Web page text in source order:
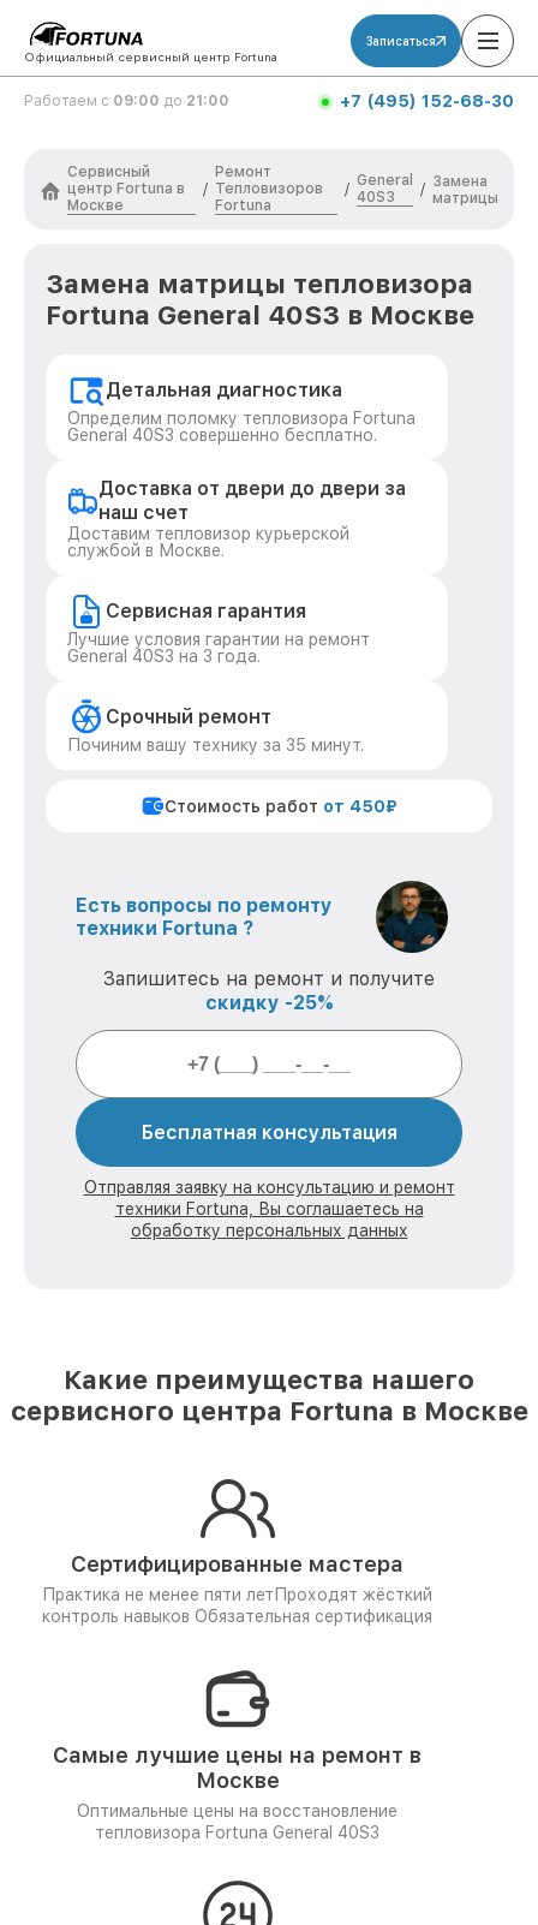
Официальный сервисный центр Fortuna
Записаться
Работаем с 09:00 до 21:00 +7 (495) 152-68-30
Сервисный
центр Fortuna в
Москве
/
Ремонт
Тепловизоров
Fortuna
/
General
40S3
/ Замена
матрицы
Замена матрицы тепловизора
Fortuna General 40S3 в Москве
Детальная диагностика
Определим поломку тепловизора Fortuna
General 40S3 совершенно бесплатно.
Доставка от двери до двери за
наш счет
Доставим тепловизор курьерской
службой в Москве.
Сервисная гарантия
Лучшие условия гарантии на ремонт
General 40S3 на 3 года.
Срочный ремонт
Починим вашу технику за 35 минут.
Стоимость работ от 450₽
Есть вопросы по ремонту
техники Fortuna ?
Запишитесь на ремонт и получите
скидку -25%
Бесплатная консультация
Отправляя заявку на консультацию и ремонт
техники Fortuna, Вы соглашаетесь на
обработку персональных данных
Какие преимущества нашего
сервисного центра Fortuna в Москве
Сертифицированные мастера
Практика не менее пяти лет Проходят жёсткий
контроль навыков Обязательная сертификация
Самые лучшие цены на ремонт в
Москве
Оптимальные цены на восстановление
тепловизора Fortuna General 40S3